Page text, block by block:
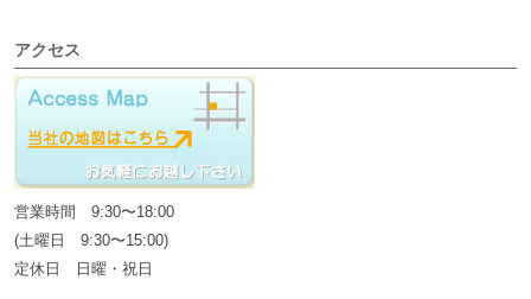
アクセス
営業時間 9:30〜18:00
(土曜日 9:30〜15:00)
定休日 日曜・祝日